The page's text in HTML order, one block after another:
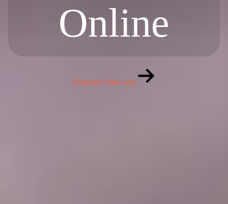
Online
Generare video ora!